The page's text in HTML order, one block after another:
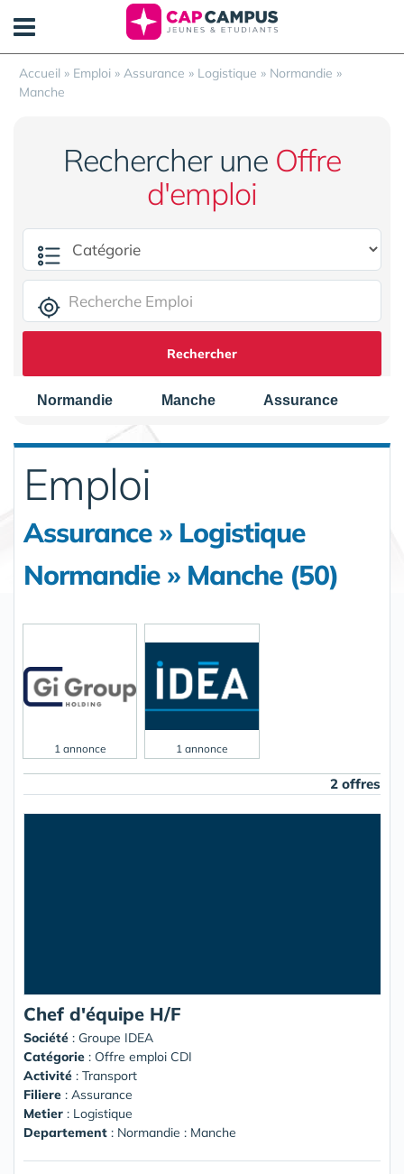
Accueil » Emploi » Assurance » Logistique » Normandie »
Manche
Rechercher une Offre
d'emploi
Rechercher
Normandie Manche Assurance
Emploi
Assurance » Logistique
Normandie » Manche (50)
1 annonce 1 annonce
2 offres
Chef d'équipe H/F
Société : Groupe IDEA
Catégorie : Offre emploi CDI
Activité : Transport
Filiere : Assurance
Metier : Logistique
Departement : Normandie : Manche
Panneau de gestion des cookies